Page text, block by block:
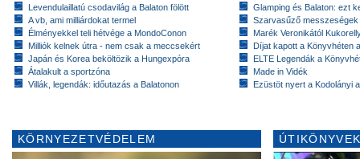
Levendulaillatú csodavilág a Balaton fölött
A vb, ami milliárdokat termel
Élményekkel teli hétvége a MondoConon
Milliók kelnek útra - nem csak a meccsekért
Japán és Korea beköltözik a Hungexpóra
Átalakult a sportzóna
Villák, legendák: időutazás a Balatonon
Glamping és Balaton: ezt
Szarvasűző messzeségek
Marék Veronikától
Díjat kapott a Könyvhéten
ELTE Legendák a
Made in Vidék
Ezüstöt nyert a Kodolányi
KÖRNYEZETVÉDELEM